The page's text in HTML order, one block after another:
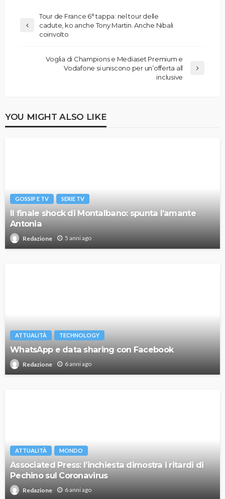
Tour de France 6° tappa: nel tour delle
cadute, ko anche Tony Martin. Anche Nibali
coinvolto
Voglia di Champions e Mediaset Premium e
Vodafone si uniscono per un’offerta all
inclusive
YOU MIGHT ALSO LIKE
GOSSIP E TV SERIE TV
Il finale shock di Montalbano: spunta l’amante
Antonia
Redazione 5 anni ago
ATTUALITÀ TECHNOLOGY
WhatsApp e data sharing con Facebook
Redazione 6 anni ago
ATTUALITÀ MONDO
Associated Press: l’inchiesta dimostra i ritardi di
Pechino sul Coronavirus
Redazione 6 anni ago